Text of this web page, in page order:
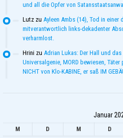
und all die Opfer von
Lutz zu Ayleen Ambs (14), Tod in
mitverantwortlich links-dekadenter
verharmlost.
Hrini zu Adrian Lukas: Der Hall und das
Universalgenie, MORD bewiesen,
NICHT von Klo-KABINE, er saß IM
Januar
M D M D